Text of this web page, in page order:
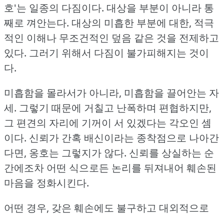
호'는 일종의 다짐이다. 대상을 부분이 아니라 통
째로 껴안는다. 대상의 미흡한 부분에 대한, 적극
적인 이해나 무조건적인 덮음 같은 것을 전제하고
있다. 그러기 위해서 다짐이 불가피해지는 것이
다.
미흡함을 몰라서가 아니라, 미흡함을 끌어안는 자
세. 그렇기 때문에 거칠고 난폭하며 편협하지만,
그 편견의 자리에 기꺼이 서 있겠다는 각오인 셈
이다. 신뢰가 간혹 배신이라는 종착점으로 나아간
다면, 옹호는 그렇지가 않다. 신뢰를 상실하는 순
간에조차 어떤 식으로든 논리를 뒤져내어 훼손된
마음을 정화시킨다.
어떤 경우, 갖은 훼손에도 불구하고 대외적으로